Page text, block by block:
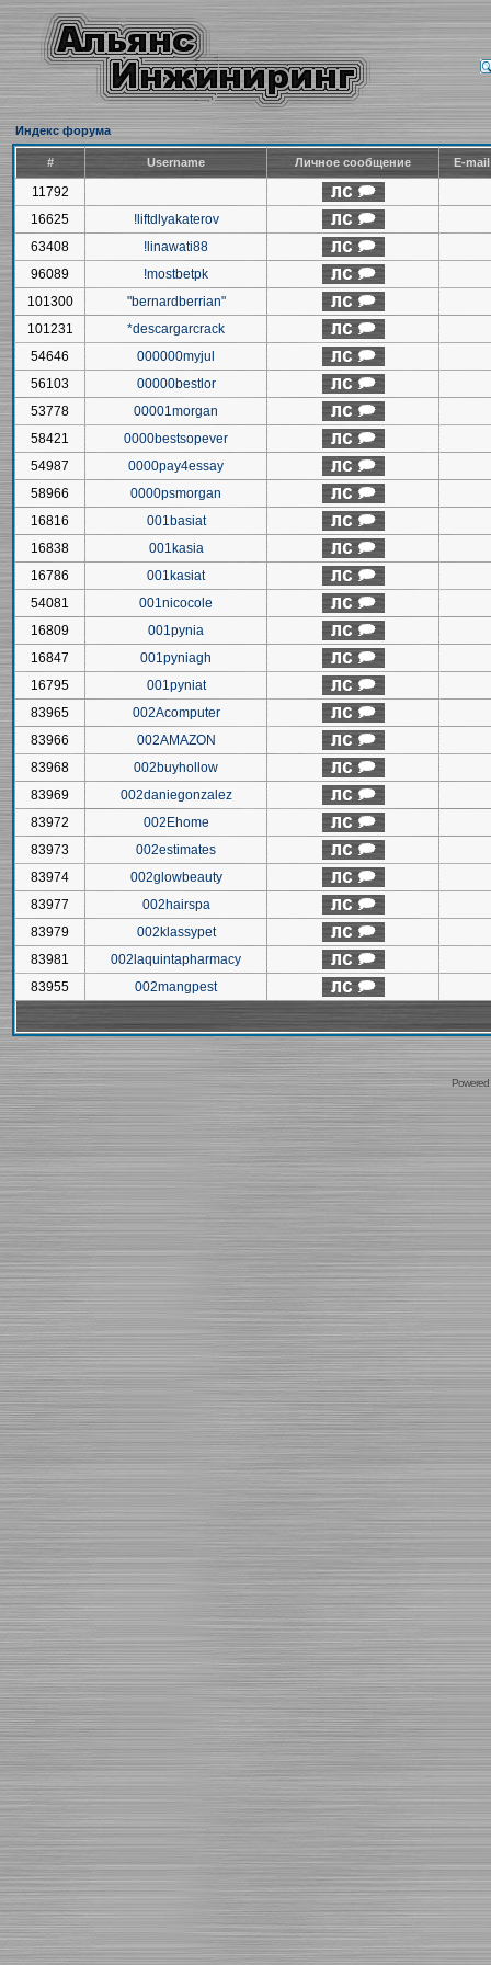
Индекс форума
# Username Личное сообщение E-
11792
16625
!liftdlyakaterov
63408
!linawati88
96089
!mostbetpk
101300
"bernardberrian"
101231
*descargarcrack
54646
000000myjul
56103
00000bestlor
53778
00001morgan
58421
0000bestsopever
54987
0000pay4essay
58966
0000psmorgan
16816
001basiat
16838
001kasia
16786
001kasiat
54081
001nicocole
16809
001pynia
16847
001pyniagh
16795
001pyniat
83965
002Acomputer
83966
002AMAZON
83968
002buyhollow
83969
002daniegonzalez
83972
002Ehome
83973
002estimates
83974
002glowbeauty
83977
002hairspa
83979
002klassypet
83981
002laquintapharmacy
83955
002mangpest